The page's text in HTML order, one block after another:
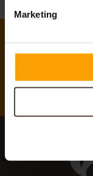
Marketing
Direkte